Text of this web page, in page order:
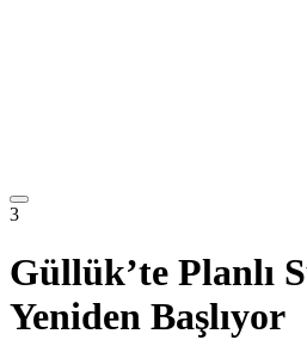
3
Güllük’te Planlı
Yeniden Başlıyor